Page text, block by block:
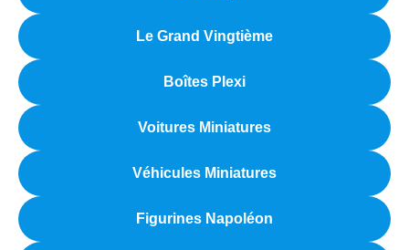
Le Grand Vingtième
Boîtes Plexi
Voitures Miniatures
Véhicules Miniatures
Figurines Napoléon